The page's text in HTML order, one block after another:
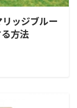
ッジブルー
方法